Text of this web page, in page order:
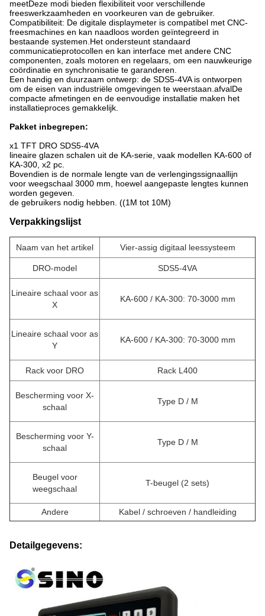
meetDeze modi bieden flexibiliteit voor verschillende
freeswerkzaamheden en voorkeuren van de gebruiker.
Compatibiliteit: De digitale displaymeter is compatibel met CNC-
freesmachines en kan naadloos worden geïntegreerd in
bestaande systemen.Het ondersteunt standaard
communicatieprotocollen en kan interface met andere CNC
componenten, zoals motoren en regelaars, om een nauwkeurige
coördinatie en synchronisatie te garanderen.
Een handig en duurzaam ontwerp: de SDS5-4VA is ontworpen
om de eisen van industriële omgevingen te weerstaan.afvalDe
compacte afmetingen en de eenvoudige installatie maken het
installatieproces gemakkelijk.
Pakket inbegrepen:
x1 TFT DRO SDS5-4VA
lineaire glazen schalen uit de KA-serie, vaak modellen KA-600 of
KA-300, x2 pc.
Bovendien is de normale lengte van de verlengingssignaallijn
voor weegschaal 3000 mm, hoewel aangepaste lengtes kunnen
worden gegeven.
de gebruikers nodig hebben. ((1M tot 10M)
Verpakkingslijst
Naam van het artikel Vier-assig digitaal leessysteem
DRO-model SDS5-4VA
Lineaire schaal voor as
X
KA-600 / KA-300: 70-3000 mm
Lineaire schaal voor as
Y
KA-600 / KA-300: 70-3000 mm
Rack voor DRO Rack L400
Bescherming voor X-
schaal
Type D / M
Bescherming voor Y-
schaal
Type D / M
Beugel voor
weegschaal
T-beugel (2 sets)
Andere Kabel / schroeven / handleiding
Detailgegevens: